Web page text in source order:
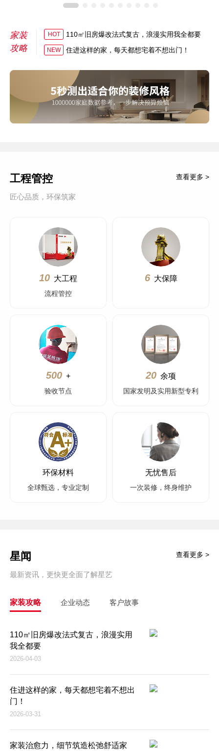
家装
攻略
HOT 110㎡旧房爆改法式复古，浪漫实用我全都要
NEW 住进这样的家，每天都想宅着不想出门！
工程管控
匠心品质，环保筑家
查看更多 >
10 大工程
流程管控
6 大保障
500 +
验收节点
20 余项
国家发明及实用新型专利
环保材料
全球甄选，专业定制
无忧售后
一次装修，终身维护
星闻
最新资讯，更快更全面了解星艺
查看更多 >
家装攻略 企业动态 客户故事
110㎡旧房爆改法式复古，浪漫实用
我全都要
2026-04-03
住进这样的家，每天都想宅着不想出
门！
2026-03-31
家装治愈力，细节筑造松弛舒适家